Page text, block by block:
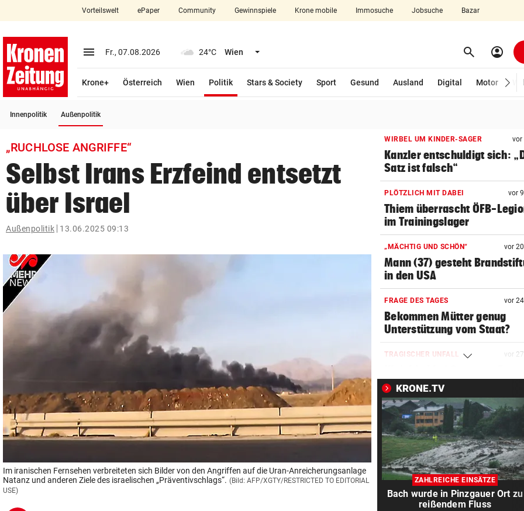
closeSchließen
account_circle Anmelden
arrow_right
search
Suchbegriff
eingeben
© Krone Multimedia GmbH & Co KG 2026
Muthgasse 2, 1190 Wien
Vorteilswelt ePaper Community Gewinnspiele Krone mobile Immosuche Jobsuche Bazar
menu Menü aufklappen
Fr., 07.08.2026 24°C Wien Menü aufklappen search Suchen
account_circle
Krone+ Österreich Wien Politik
Stars & Society
Sport Gesund Ausland Digital Motor
Innenpolitik Außenpolitik
„RUCHLOSE ANGRIFFE“
Selbst Irans Erzfeind entsetzt
über Israel
Außenpolitik 13.06.2025 09:13
Im iranischen Fernsehen verbreiteten sich Bilder von den Angriffen auf die Uran-Anreicherungsanlage
Natanz und anderen Ziele des israelischen „Präventivschlags“. (Bild: AFP/XGTY/RESTRICTED TO EDITORIAL
USE)
WIRBEL UM KINDER-SAGER vor
Kanzler entschuldigt sich:
Satz ist falsch“
PLÖTZLICH MIT DABEI vor
Thiem überrascht ÖFB-
im Trainingslager
„MÄCHTIG UND SCHÖN“ vor
Mann (37) gesteht
in den USA
FRAGE DES TAGES vor
Bekommen Mütter genug
Unterstützung vom Staat?
TRAGISCHER UNFALL vor
schwer verletzt
APPELL IM LUXUS-HOTEL vor 33
Bayern mahnt Konkurrenz:
kann es nicht sein!“
HARTWIG IN ST. PÖLTEN vor
Filmreife Rückkehr des
„Weltmeister-Sprosses“
KRONE.TV
ZAHLREICHE EINSÄTZE
Bach wurde in Pinzgauer Ort zu
reißendem Fluss